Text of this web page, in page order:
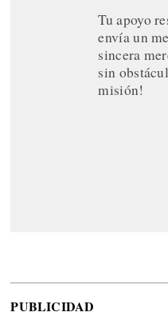
Tu apoyo
envía un
sincera
sin
misión!
PUBLICIDAD